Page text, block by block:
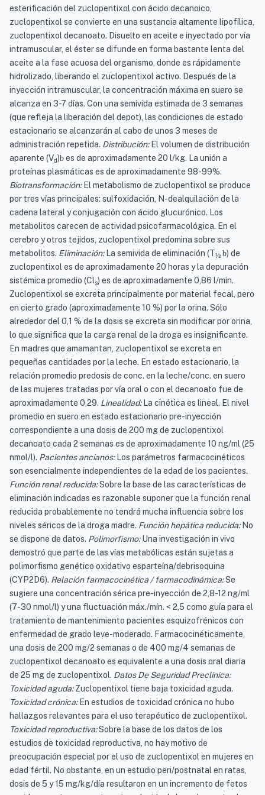
esterificación del zuclopentixol con ácido decanoico,
zuclopentixol se convierte en una sustancia altamente lipofílica,
zuclopentixol decanoato. Disuelto en aceite e inyectado por vía
intramuscular, el éster se difunde en forma bastante lenta del
aceite a la fase acuosa del organismo, donde es rápidamente
hidrolizado, liberando el zuclopentixol activo. Después de la
inyección intramuscular, la concentración máxima en suero se
alcanza en 3-7 días. Con una semivida estimada de 3 semanas
(que refleja la liberación del depot), las condiciones de estado
estacionario se alcanzarán al cabo de unos 3 meses de
administración repetida. Distribución: El volumen de distribución
aparente (Vd)b es de aproximadamente 20 l/kg. La unión a
proteínas plasmáticas es de aproximadamente 98-99%.
Biotransformación: El metabolismo de zuclopentixol se produce
por tres vías principales: sulfoxidación, N-dealquilación de la
cadena lateral y conjugación con ácido glucurónico. Los
metabolitos carecen de actividad psicofarmacológica. En el
cerebro y otros tejidos, zuclopentixol predomina sobre sus
metabolitos. Eliminación: La semivida de eliminación (T½ b) de
zuclopentixol es de aproximadamente 20 horas y la depuración
sistémica promedio (Cls) es de aproximadamente 0,86 l/min.
Zuclopentixol se excreta principalmente por material fecal, pero
en cierto grado (aproximadamente 10 %) por la orina. Sólo
alrededor del 0,1 % de la dosis se excreta sin modificar por orina,
lo que significa que la carga renal de la droga es insignificante.
En madres que amamantan, zuclopentixol se excreta en
pequeñas cantidades por la leche. En estado estacionario, la
relación promedio predosis de conc. en la leche/conc. en suero
de las mujeres tratadas por vía oral o con el decanoato fue de
aproximadamente 0,29. Linealidad: La cinética es lineal. El nivel
promedio en suero en estado estacionario pre-inyección
correspondiente a una dosis de 200 mg de zuclopentixol
decanoato cada 2 semanas es de aproximadamente 10 ng/ml (25
nmol/l). Pacientes ancianos: Los parámetros farmacocinéticos
son esencialmente independientes de la edad de los pacientes.
Función renal reducida:Sobre la base de las características de
eliminación indicadas es razonable suponer que la función renal
reducida probablemente no tendrá mucha influencia sobre los
niveles séricos de la droga madre. Función hepática reducida: No
se dispone de datos. Polimorfismo:Una investigación in vivo
demostró que parte de las vías metabólicas están sujetas a
polimorfismo genético oxidativo esparteína/debrisoquina
(CYP2D6). Relación farmacocinética / farmacodinámica:Se
sugiere una concentración sérica pre-inyección de 2,8-12 ng/ml
(7-30 nmol/l) y una fluctuación máx./mín. < 2,5 como guía para el
tratamiento de mantenimiento pacientes esquizofrénicos con
enfermedad de grado leve-moderado. Farmacocinéticamente,
una dosis de 200 mg/2 semanas o de 400 mg/4 semanas de
zuclopentixol decanoato es equivalente a una dosis oral diaria
de 25 mg de zuclopentixol. Datos De Seguridad Preclínica:
Toxicidad aguda:Zuclopentixol tiene baja toxicidad aguda.
Toxicidad crónica: En estudios de toxicidad crónica no hubo
hallazgos relevantes para el uso terapéutico de zuclopentixol.
Toxicidad reproductiva:Sobre la base de los datos de los
estudios de toxicidad reproductiva, no hay motivo de
preocupación especial por el uso de zuclopentixol en mujeres en
edad fértil. No obstante, en un estudio peri/postnatal en ratas,
dosis de 5 y 15 mg/kg/día resultaron en un incremento de fetos